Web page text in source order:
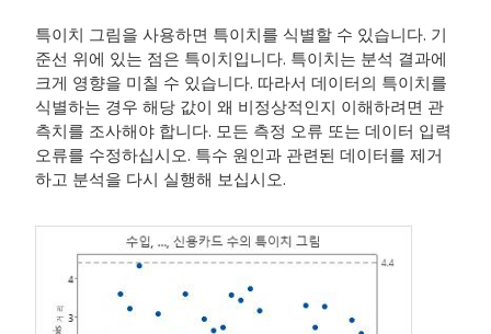
특이치 그림을 사용하면 특이치를 식별할 수 있습니다. 기
준선 위에 있는 점은 특이치입니다. 특이치는 분석 결과에
크게 영향을 미칠 수 있습니다. 따라서 데이터의 특이치를
식별하는 경우 해당 값이 왜 비정상적인지 이해하려면 관
측치를 조사해야 합니다. 모든 측정 오류 또는 데이터 입력
오류를 수정하십시오. 특수 원인과 관련된 데이터를 제거
하고 분석을 다시 실행해 보십시오.